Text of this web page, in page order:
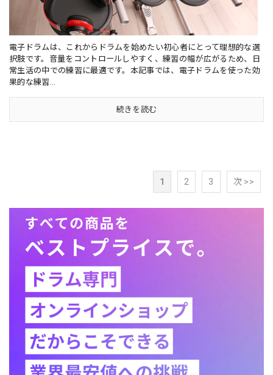
電子ドラムは、これからドラムを始めたい初心者にとって理想的な選
択肢です。音量をコントロールしやすく、練習の幅が広がるため、日
常生活の中での練習に最適です。本記事では、電子ドラムを使った効
果的な練習...
続きを読む
1 2 3 次 >>